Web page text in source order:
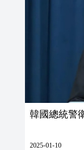
韓國總統警
2025-01-10